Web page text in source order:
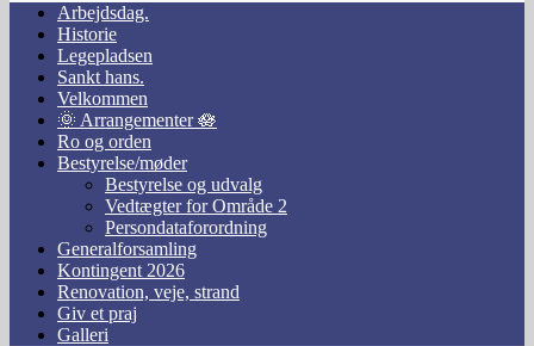
Arbejdsdag.
Historie
Legepladsen
Sankt hans.
Velkommen
🌞 Arrangementer 🪷
Ro og orden
Bestyrelse/møder
Bestyrelse og udvalg
Vedtægter for Område 2
Persondataforordning
Generalforsamling
Kontingent 2026
Renovation, veje, strand
Giv et praj
Galleri